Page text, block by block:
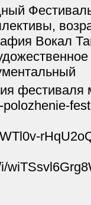
Вокал
фестиваля